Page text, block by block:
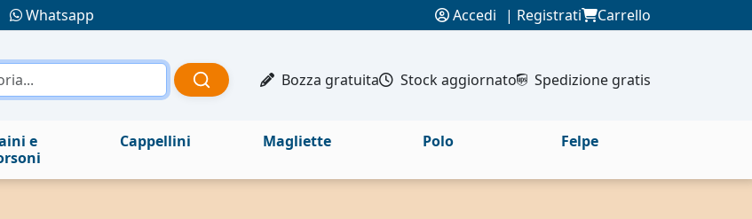
Whatsapp Accedi | Registrati Carrello
Bozza gratuita Stock aggiornato Spedizione gratis
e
Cappellini Magliette Polo Felpe